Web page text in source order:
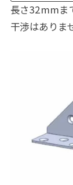
長さ32mmま
干渉はありま